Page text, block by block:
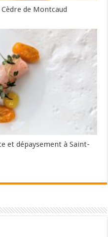
de Montcaud
et dépaysement à Saint-